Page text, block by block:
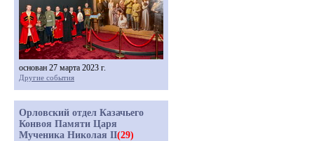
основан 27 марта 2023 г.
Другие события
Орловский отдел Казачьего
Конвоя Памяти Царя
Мученика Николая II(29)